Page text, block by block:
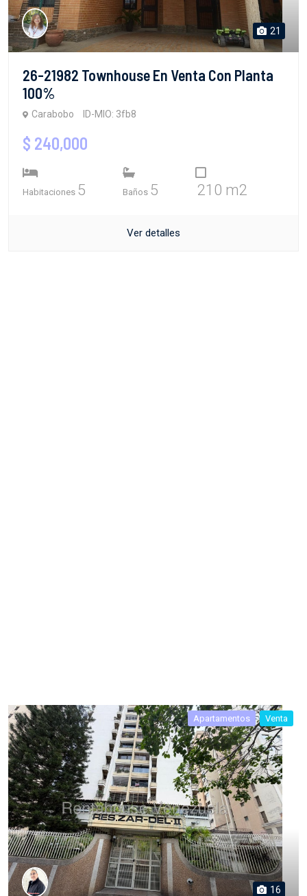
21
26-21982 Townhouse En Venta Con Planta
100%
Carabobo ID-MIO: 3fb8
$ 240,000
Habitaciones 5 Baños 5 210 m2
Ver detalles
Apartamentos Venta
16